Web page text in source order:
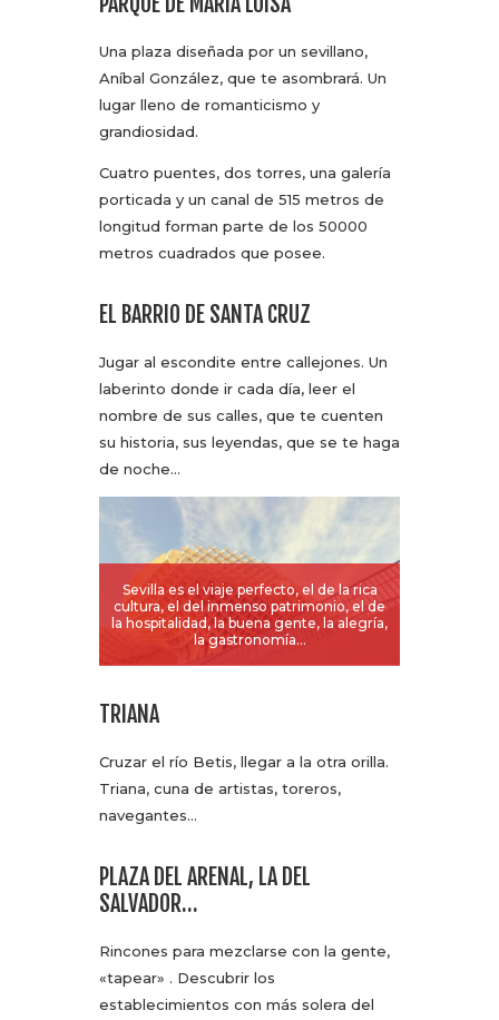
Una plaza diseñada por un sevillano,
Aníbal González, que te asombrará. Un
lugar lleno de romanticismo y
grandiosidad.
Cuatro puentes, dos torres, una galería
porticada y un canal de 515 metros de
longitud forman parte de los 50000
metros cuadrados que posee.
EL BARRIO DE SANTA CRUZ
Jugar al escondite entre callejones. Un
laberinto donde ir cada día, leer el
nombre de sus calles, que te cuenten
su historia, sus leyendas, que se te haga
de noche…
Sevilla es el viaje perfecto, el de la rica
cultura, el del inmenso patrimonio, el de
la hospitalidad, la buena gente, la alegría,
la gastronomía…
TRIANA
Cruzar el río Betis, llegar a la otra orilla.
Triana, cuna de artistas, toreros,
navegantes…
PLAZA DEL ARENAL, LA DEL
SALVADOR…
Rincones para mezclarse con la gente,
«tapear» . Descubrir los
establecimientos con más solera del